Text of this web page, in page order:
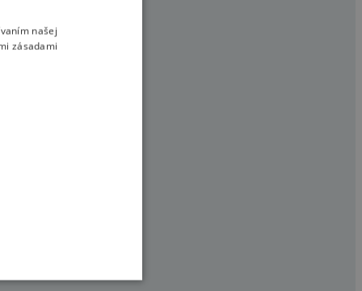
Tatrách,
sprievodcom
našej
zásadami